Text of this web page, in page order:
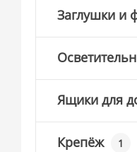
Заглушки и
Ящики для
Крепёж 1